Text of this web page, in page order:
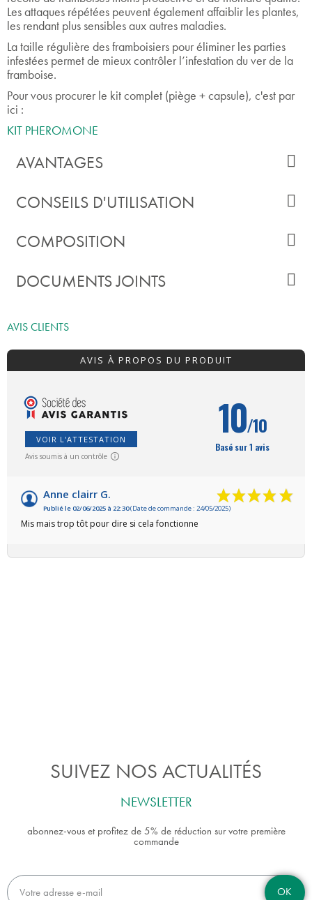
Les attaques répétées peuvent également affaiblir les plantes,
les rendant plus sensibles aux autres maladies.
La taille régulière des framboisiers pour éliminer les parties
infestées permet de mieux contrôler l’infestation du ver de la
framboise.
Pour vous procurer le kit complet (piège + capsule), c'est par
ici :
KIT PHEROMONE
AVANTAGES
CONSEILS D'UTILISATION
COMPOSITION
DOCUMENTS JOINTS
AVIS CLIENTS
AVIS À PROPOS DU PRODUIT
VOIR L'ATTESTATION
Avis soumis à un contrôle
10/10
Basé sur 1 avis
Anne clairr G.
Publié le 02/06/2025 à 22:30(Date de commande : 24/05/2025)
Mis mais trop tôt pour dire si cela fonctionne
SUIVEZ NOS ACTUALITÉS
NEWSLETTER
abonnez-vous et profitez de 5% de réduction sur votre première
commande
OK